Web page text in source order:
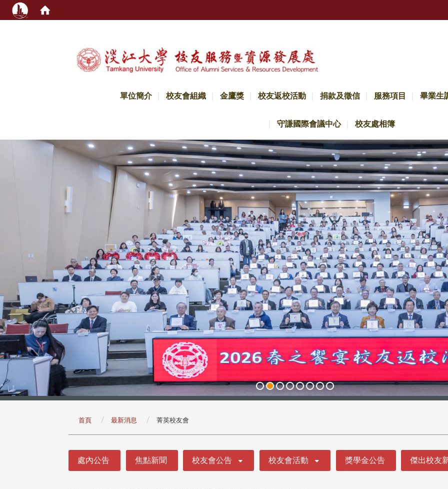
單位簡介 校友會組織 金鷹獎 校友返校活動 捐款及徵信 服務項目 畢業生
守謙國際會議中心 校友處相簿
首頁 最新消息 菁英校友會
處內公告 焦點新聞 校友會公告 校友會活動 獎學金公告 傑出校友